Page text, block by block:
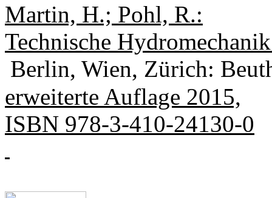
Martin, H.; Pohl, R.:
Technische
Berlin, Wien, Zürich:
erweiterte Auflage 2015,
ISBN 978-3-410-24130-0